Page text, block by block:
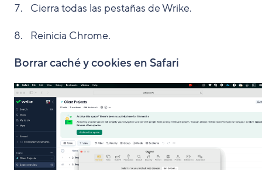
Cierra todas las pestañas de Wrike.
Reinicia Chrome.
Borrar caché y cookies en Safari